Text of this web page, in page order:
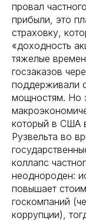
провал
прибыли, это
страховку,
«доходность
тяжелые
госзаказов
поддерживали
мощностям. Но
который в США
Рузвельта во
коллапс
неоднороден:
повышает
госкомпаний
коррупции),